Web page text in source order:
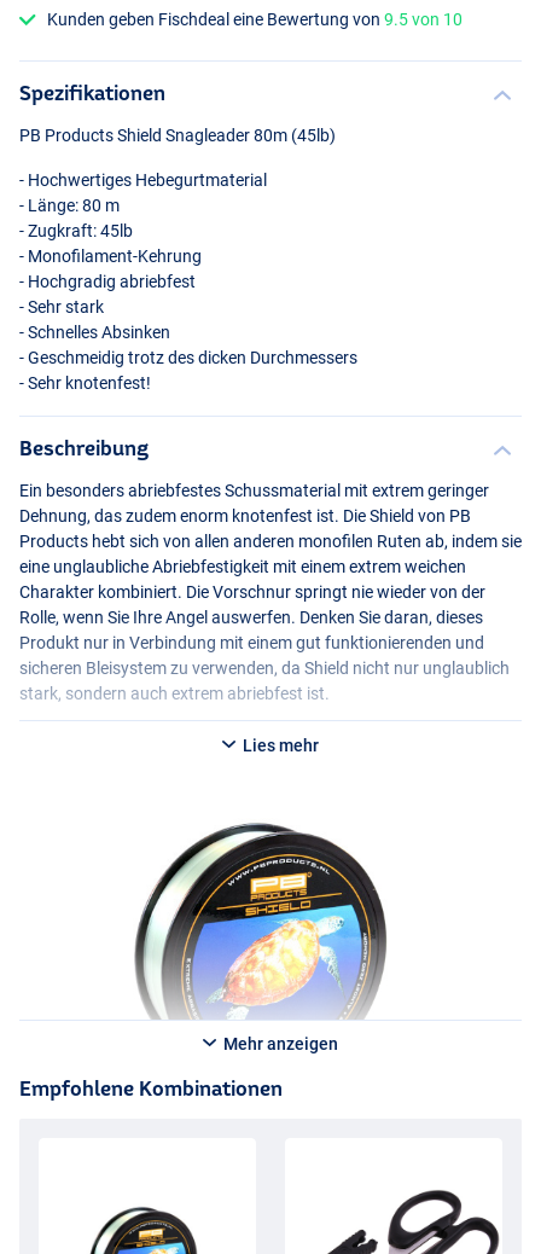
Kunden geben Fischdeal eine Bewertung von9.5 von 10
Spezifikationen
PB Products Shield Snagleader 80m (45lb)
- Hochwertiges Hebegurtmaterial
- Länge: 80 m
- Zugkraft: 45lb
- Monofilament-Kehrung
- Hochgradig abriebfest
- Sehr stark
- Schnelles Absinken
- Geschmeidig trotz des dicken Durchmessers
- Sehr knotenfest!
Beschreibung
Ein besonders abriebfestes Schussmaterial mit extrem geringer
Dehnung, das zudem enorm knotenfest ist. Die Shield von PB
Products hebt sich von allen anderen monofilen Ruten ab, indem sie
eine unglaubliche Abriebfestigkeit mit einem extrem weichen
Charakter kombiniert. Die Vorschnur springt nie wieder von der
Rolle, wenn Sie Ihre Angel auswerfen. Denken Sie daran, dieses
Produkt nur in Verbindung mit einem gut funktionierenden und
sicheren Bleisystem zu verwenden, da Shield nicht nur unglaublich
stark, sondern auch extrem abriebfest ist.
Lies mehr
Mehr anzeigen
Empfohlene Kombinationen